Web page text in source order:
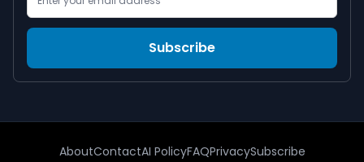
Subscribe
AboutContactAI PolicyFAQPrivacySubscribe